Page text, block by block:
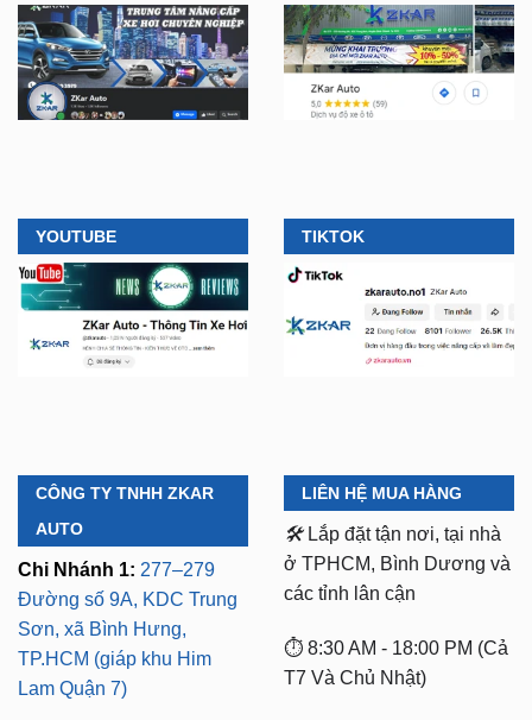
YOUTUBE TIKTOK
CÔNG TY TNHH ZKAR
AUTO
Chi Nhánh 1: 277–279
Đường số 9A, KDC Trung
Sơn, xã Bình Hưng,
TP.HCM (giáp khu Him
Lam Quận 7)
LIÊN HỆ MUA HÀNG
🛠️ Lắp đặt tận nơi, tại nhà
ở TPHCM, Bình Dương và
các tỉnh lân cận
⏱️ 8:30 AM - 18:00 PM (Cả
T7 Và Chủ Nhật)